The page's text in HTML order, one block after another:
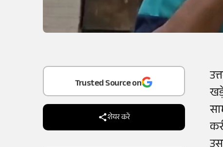
Trusted Source on
शेयर करें